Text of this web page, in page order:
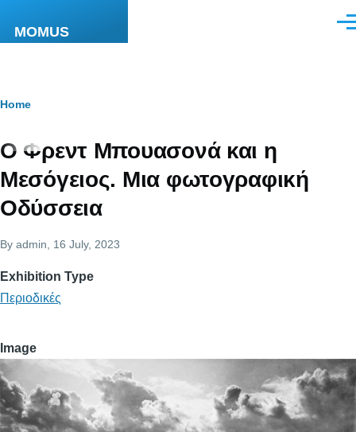
MOMUS
Breadcrumb
Home
Ο Φρεντ Μπουασονά και η
Μεσόγειος. Μια φωτογραφική
Οδύσσεια
By admin , 16 July, 2023
Exhibition Type
Περιοδικές
Image